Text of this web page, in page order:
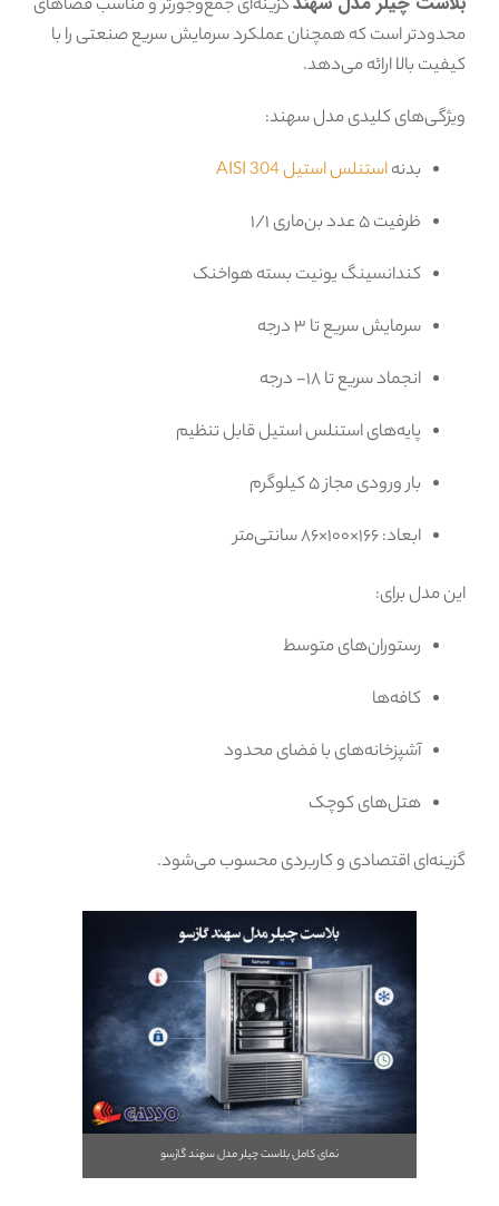
گزینه‌ای جمع‌وجورتر و مناسب فضاهای
محدودتر است که همچنان عملکرد سرمایش سریع صنعتی را با
کیفیت بالا ارائه می‌دهد.
ویژگی‌های کلیدی مدل سهند:
بدنهاستنلس استیل 304 AISI
ظرفیت ۵ عدد بن‌ماری ۱/۱
کندانسینگ یونیت بسته هواخنک
سرمایش سریع تا ۳ درجه
انجماد سریع تا ۱۸- درجه
پایه‌های استنلس استیل قابل تنظیم
بار ورودی مجاز ۵ کیلوگرم
ابعاد: ۱۶۶×۱۰۰×۸۶ سانتی‌متر
این مدل برای:
رستوران‌های متوسط
کافه‌ها
آشپزخانه‌های با فضای محدود
هتل‌های کوچک
گزینه‌ای اقتصادی و کاربردی محسوب می‌شود.
نمای کامل بلاست چیلر مدل سهند گازسو